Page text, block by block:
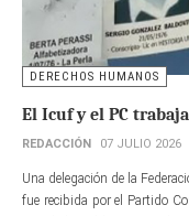
DERECHOS HUMANOS
El Icuf y el PC
REDACCIÓN 07 JULIO 2026
Una delegación de la
fue recibida por el Partido